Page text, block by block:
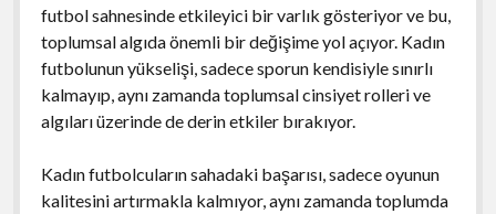
futbol sahnesinde etkileyici bir varlık gösteriyor ve bu,
toplumsal algıda önemli bir değişime yol açıyor. Kadın
futbolunun yükselişi, sadece sporun kendisiyle sınırlı
kalmayıp, aynı zamanda toplumsal cinsiyet rolleri ve
algıları üzerinde de derin etkiler bırakıyor.
Kadın futbolcuların sahadaki başarısı, sadece oyunun
kalitesini artırmakla kalmıyor, aynı zamanda toplumda